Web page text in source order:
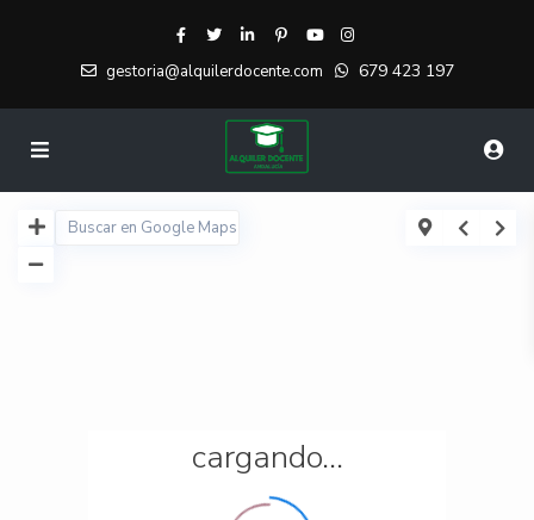
gestoria@alquilerdocente.com 679 423 197
cargando...